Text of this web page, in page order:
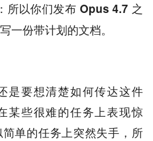
所以你们发布 Opus 4.7 之
一份带计划的文档。
是要想清楚如何传达这件
某些很难的任务上表现惊
单的任务上突然失手，所